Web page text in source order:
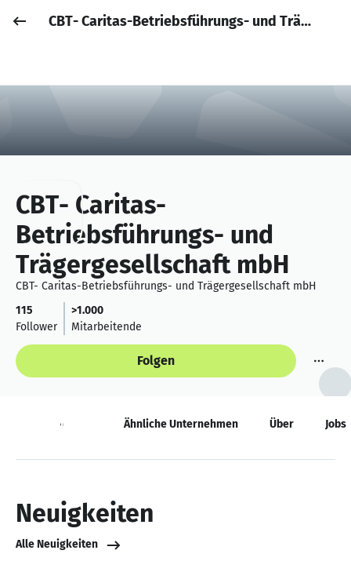
Anmelden
Job posten
CBT- Caritas-Betriebsführungs- und Trägergesellschaft mbH
CBT- Caritas-
Betriebsführungs- und
Trägergesellschaft mbH
CBT- Caritas-Betriebsführungs- und Trägergesellschaft mbH
115
Follower
>1.000
Mitarbeitende
Folgen
Neuigkeiten Ähnliche Unternehmen Über Jobs
Neuigkeiten
Alle Neuigkeiten